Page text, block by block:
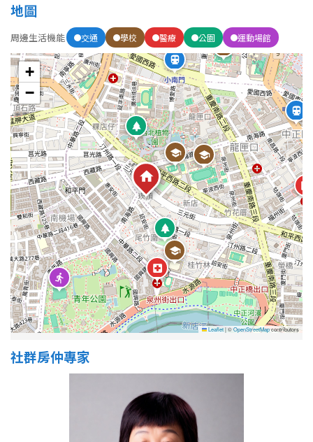
售價
地圖
周邊生活機能 交通 學校 醫療 公園 運動場館
+
−
Leaflet|©OpenStreetMapcontributors
社群房仲專家